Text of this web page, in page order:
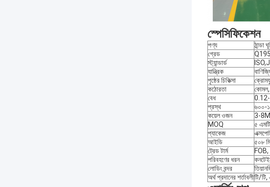
স্পেসিফিকেশন
পণ্য
ঠান্ডা
গ্রেড
স্ট্যান্ডার্ড
যান্ত্রিক
পৃষ্ঠের চিকিত্সা
কঠোরতা
কোমল,
বেধ
0.12-
প্রস্থ
৬০০-
কয়েল ওজন
3-
MOQ
৫ এমটি
প্যাকেজ
আইডি
৫০৮
ট্রেড টার্ম
পরিবহণের ধরন
লোডিং বন্দর
অর্থ প্রদানের শর্তাবলীটি/